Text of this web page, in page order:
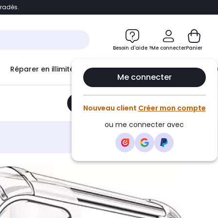
Accéder directement au chatbot
Besoin d'aide ?Me connecter
Me connecter
Nouveau client Créer mon compte
ou me connecter avec
Panier
Réparer en illimité avec Le Club Infinity
Ajouter au panier